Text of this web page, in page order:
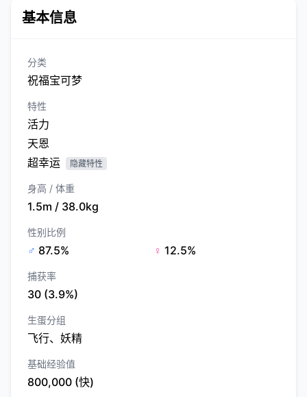
基本信息
分类
祝福宝可梦
特性
活力
天恩
超幸运
隐藏特性
身高 / 体重
1.5m / 38.0kg
性别比例
♂ 87.5% ♀ 12.5%
捕获率
30 (3.9%)
生蛋分组
飞行、妖精
基础经验值
800,000 (快)